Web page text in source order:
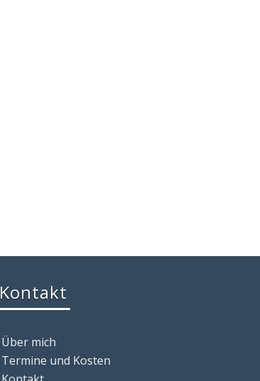
Kontakt
Über mich
Termine und Kosten